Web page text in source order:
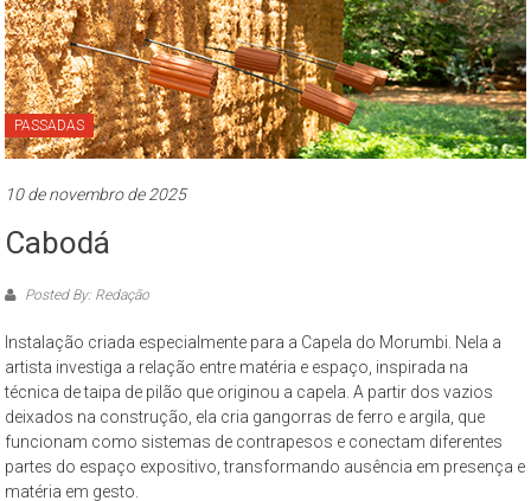
PASSADAS
10 de novembro de 2025
Cabodá
Posted By: Redação
Instalação criada especialmente para a Capela do Morumbi. Nela a
artista investiga a relação entre matéria e espaço, inspirada na
técnica de taipa de pilão que originou a capela. A partir dos vazios
deixados na construção, ela cria gangorras de ferro e argila, que
funcionam como sistemas de contrapesos e conectam diferentes
partes do espaço expositivo, transformando ausência em presença e
matéria em gesto.